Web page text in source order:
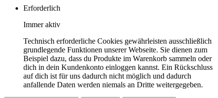
Erforderlich
Immer aktiv
Technisch erforderliche Cookies gewährleisten ausschließlich
grundlegende Funktionen unserer Webseite. Sie dienen zum
Beispiel dazu, dass du Produkte im Warenkorb sammeln oder
dich in dein Kundenkonto einloggen kannst. Ein Rückschluss
auf dich ist für uns dadurch nicht möglich und dadurch
anfallende Daten werden niemals an Dritte weitergegeben.